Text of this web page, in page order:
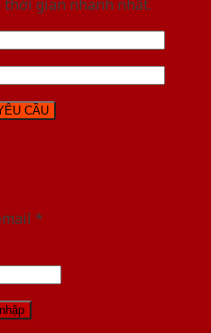
gian nhanh nhất.
*